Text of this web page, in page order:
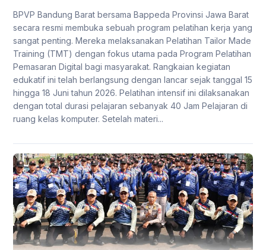
BPVP Bandung Barat bersama Bappeda Provinsi Jawa Barat
secara resmi membuka sebuah program pelatihan kerja yang
sangat penting. Mereka melaksanakan Pelatihan Tailor Made
Training (TMT) dengan fokus utama pada Program Pelatihan
Pemasaran Digital bagi masyarakat. Rangkaian kegiatan
edukatif ini telah berlangsung dengan lancar sejak tanggal 15
hingga 18 Juni tahun 2026. Pelatihan intensif ini dilaksanakan
dengan total durasi pelajaran sebanyak 40 Jam Pelajaran di
ruang kelas komputer. Setelah materi...